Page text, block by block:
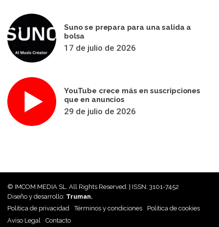
Suno se prepara para una salida a
bolsa
17 de julio de 2026
YouTube crece más en suscripciones
que en anuncios
29 de julio de 2026
© IMCOM MEDIA SL. All Rights Reserved. | ISSN: 3101-7452
Diseño y desarrollo: Truman.
Política de privacidad
Términos y condiciones
Política de cookies
Aviso Legal
Contacto